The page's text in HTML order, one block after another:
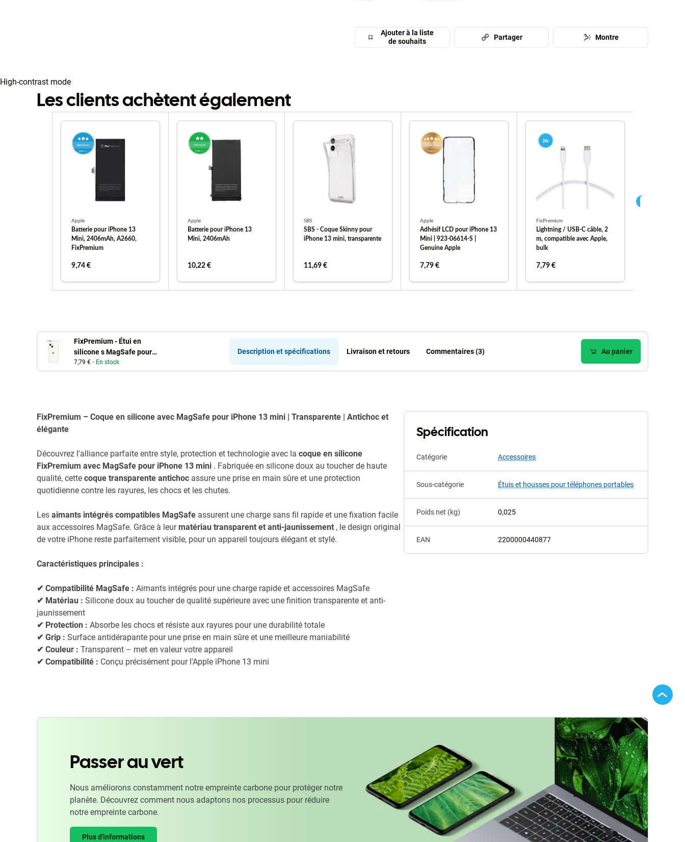
Ajouter à la liste
de souhaits
Partager Montre
High-contrast mode
Les clients achètent également
Apple
Batterie pour iPhone 13
Mini, 2406mAh, A2660,
FixPremium
9,74 €
Apple
Batterie pour iPhone 13
Mini, 2406mAh
10,22 €
SBS
SBS - Coque Skinny pour
iPhone 13 mini, transparente
11,69 €
Apple
Adhésif LCD pour iPhone 13
Mini | 923-06614-S |
Genuine Apple
7,79 €
FixPremium
Lightning / USB-C câble, 2
m, compatible avec Apple,
bulk
7,79 €
FixPremium - Étui en
silicone s MagSafe pour
iPhone 13 mini, transparent
7,79 € En stock
Description et spécifications Livraison et retours Commentaires (3) Au panier
FixPremium – Coque en silicone avec MagSafe pour iPhone 13 mini | Transparente | Antichoc et
élégante
Découvrez l'alliance parfaite entre style, protection et technologie avec la coque en silicone
FixPremium avec MagSafe pour iPhone 13 mini . Fabriquée en silicone doux au toucher de haute
qualité, cette coque transparente antichoc assure une prise en main sûre et une protection
quotidienne contre les rayures, les chocs et les chutes.
Les aimants intégrés compatibles MagSafe assurent une charge sans fil rapide et une fixation facile
aux accessoires MagSafe. Grâce à leurmatériau transparent et anti-jaunissement , le design original
de votre iPhone reste parfaitement visible, pour un appareil toujours élégant et stylé.
Caractéristiques principales :
✔ Compatibilité MagSafe : Aimants intégrés pour une charge rapide et accessoires MagSafe
✔ Matériau : Silicone doux au toucher de qualité supérieure avec une finition transparente et anti-
jaunissement
✔ Protection : Absorbe les chocs et résiste aux rayures pour une durabilité totale
✔ Grip : Surface antidérapante pour une prise en main sûre et une meilleure maniabilité
✔ Couleur : Transparent – ​​met en valeur votre appareil
✔ Compatibilité : Conçu précisément pour l'Apple iPhone 13 mini
Spécification
Catégorie Accessoires
Sous-catégorie Étuis et housses pour téléphones portables
Poids net (kg) 0,025
EAN 2200000440877
Passer au vert
Nous améliorons constamment notre empreinte carbone pour protèger notre
planète. Découvrez comment nous adaptons nos processus pour réduire
notre empreinte carbone.
Plus d'informations